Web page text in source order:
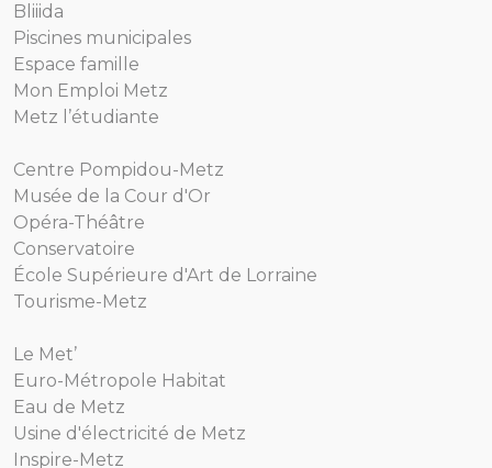
Bliiida
Piscines municipales
Espace famille
Mon Emploi Metz
Metz l’étudiante
Centre Pompidou-Metz
Musée de la Cour d'Or
Opéra-Théâtre
Conservatoire
École Supérieure d'Art de Lorraine
Tourisme-Metz
Le Met’
Euro-Métropole Habitat
Eau de Metz
Usine d'électricité de Metz
Inspire-Metz